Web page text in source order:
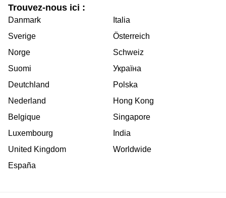
Trouvez-nous ici :
Danmark
Sverige
Norge
Suomi
Deutchland
Nederland
Belgique
Luxembourg
United Kingdom
España
Italia
Österreich
Schweiz
Україна
Polska
Hong Kong
Singapore
India
Worldwide